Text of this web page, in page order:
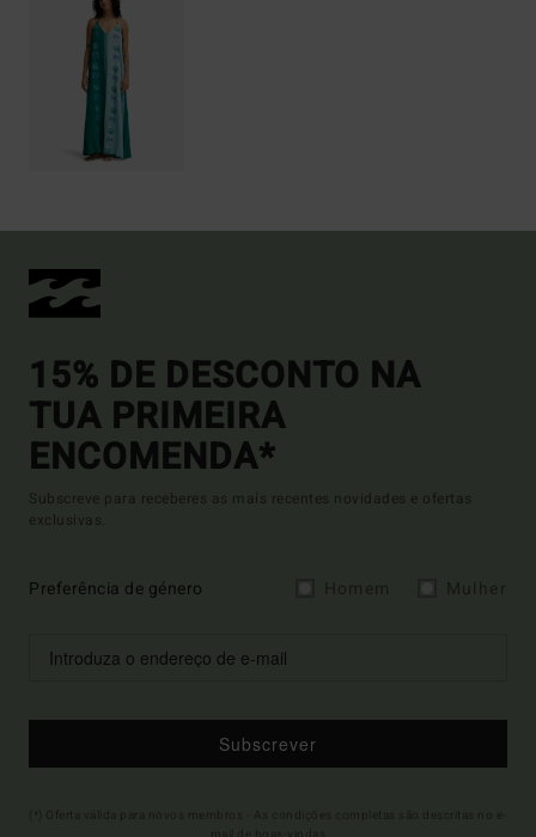
15% DE DESCONTO NA
TUA PRIMEIRA
ENCOMENDA*
Subscreve para receberes as mais recentes novidades e ofertas
exclusivas.
Preferência de género
Subscrever